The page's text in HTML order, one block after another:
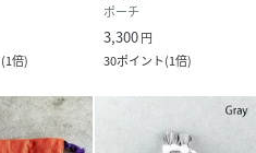
(1倍)
ポーチ
3,300円
30ポイント(1倍)